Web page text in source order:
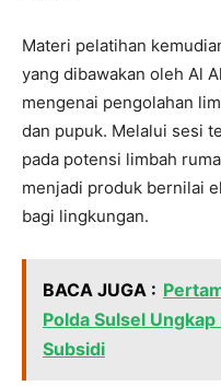
Materi pelatihan
yang dibawakan oleh Al
mengenai pengolahan
dan pupuk. Melalui sesi
pada potensi limbah
menjadi produk bernilai
bagi lingkungan.
BACA JUGA :
Polda Sulsel
Subsidi